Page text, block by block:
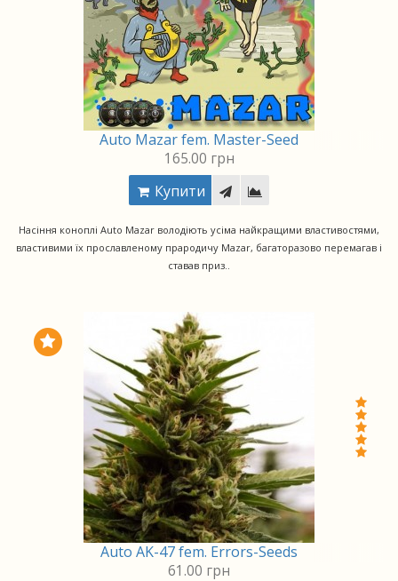
Auto Mazar fem. Master-Seed
165.00 грн
Купити
Насіння коноплі Auto Mazar володіють усіма найкращими властивостями,
властивими їх прославленому прародичу Mazar, багаторазово перемагав і
ставав приз..
Auto AK-47 fem. Errors-Seeds
61.00 грн